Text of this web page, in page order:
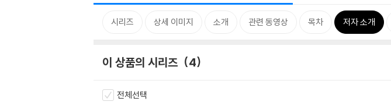
시리즈 상세 이미지 소개 관련 동영상 목차 저자 소개
이 상품의 시리즈 4
전체선택